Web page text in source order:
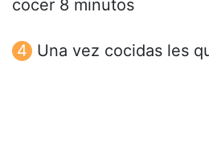
cocer 8 minutos
Una vez cocidas les